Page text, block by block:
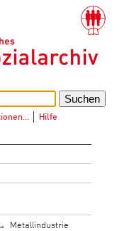
Hilfe
Metallindustrie